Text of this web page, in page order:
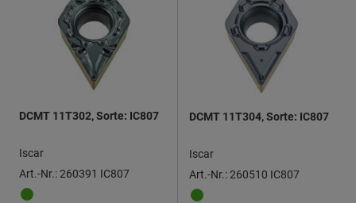
DCMT 11T302, Sorte: IC807
Iscar
Art.-Nr.: 260391 IC807
DCMT 11T304, Sorte: IC807
Iscar
Art.-Nr.: 260510 IC807